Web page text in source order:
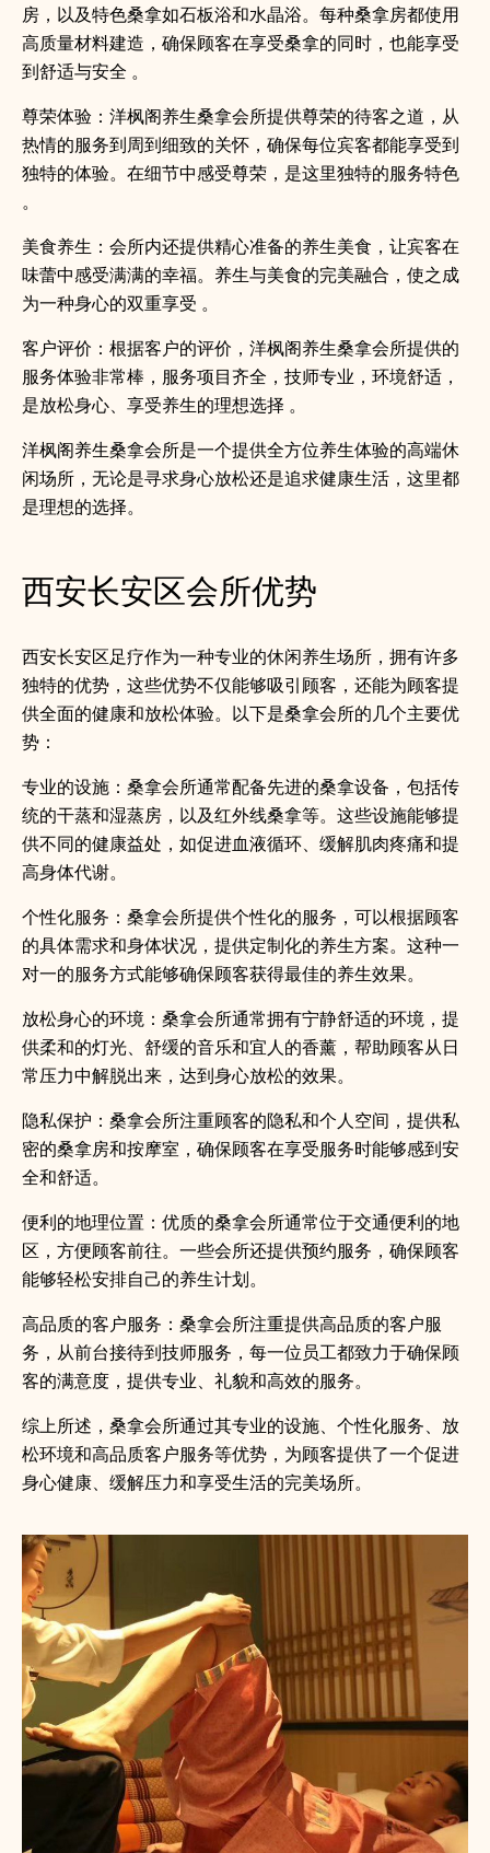
房，以及特色桑拿如石板浴和水晶浴。每种桑拿房都使用
高质量材料建造，确保顾客在享受桑拿的同时，也能享受
到舒适与安全 。
尊荣体验：洋枫阁养生桑拿会所提供尊荣的待客之道，从
热情的服务到周到细致的关怀，确保每位宾客都能享受到
独特的体验。在细节中感受尊荣，是这里独特的服务特色
。
美食养生：会所内还提供精心准备的养生美食，让宾客在
味蕾中感受满满的幸福。养生与美食的完美融合，使之成
为一种身心的双重享受 。
客户评价：根据客户的评价，洋枫阁养生桑拿会所提供的
服务体验非常棒，服务项目齐全，技师专业，环境舒适，
是放松身心、享受养生的理想选择 。
洋枫阁养生桑拿会所是一个提供全方位养生体验的高端休
闲场所，无论是寻求身心放松还是追求健康生活，这里都
是理想的选择。
西安长安区会所优势
西安长安区足疗作为一种专业的休闲养生场所，拥有许多
独特的优势，这些优势不仅能够吸引顾客，还能为顾客提
供全面的健康和放松体验。以下是桑拿会所的几个主要优
势：
专业的设施：桑拿会所通常配备先进的桑拿设备，包括传
统的干蒸和湿蒸房，以及红外线桑拿等。这些设施能够提
供不同的健康益处，如促进血液循环、缓解肌肉疼痛和提
高身体代谢。
个性化服务：桑拿会所提供个性化的服务，可以根据顾客
的具体需求和身体状况，提供定制化的养生方案。这种一
对一的服务方式能够确保顾客获得最佳的养生效果。
放松身心的环境：桑拿会所通常拥有宁静舒适的环境，提
供柔和的灯光、舒缓的音乐和宜人的香薰，帮助顾客从日
常压力中解脱出来，达到身心放松的效果。
隐私保护：桑拿会所注重顾客的隐私和个人空间，提供私
密的桑拿房和按摩室，确保顾客在享受服务时能够感到安
全和舒适。
便利的地理位置：优质的桑拿会所通常位于交通便利的地
区，方便顾客前往。一些会所还提供预约服务，确保顾客
能够轻松安排自己的养生计划。
高品质的客户服务：桑拿会所注重提供高品质的客户服
务，从前台接待到技师服务，每一位员工都致力于确保顾
客的满意度，提供专业、礼貌和高效的服务。
综上所述，桑拿会所通过其专业的设施、个性化服务、放
松环境和高品质客户服务等优势，为顾客提供了一个促进
身心健康、缓解压力和享受生活的完美场所。